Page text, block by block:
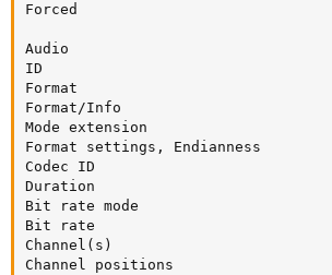
Forced
Audio
ID
Format
Format/Info
Mode extension
Format settings, Endianness
Codec ID
Duration
Bit rate mode
Bit rate
Channel(s)
Channel positions